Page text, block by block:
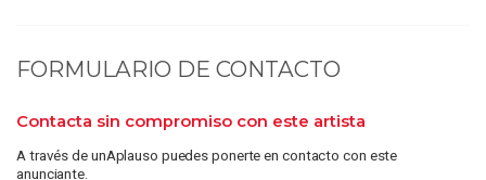
FORMULARIO DE CONTACTO
Contacta sin compromiso con este artista
A través de unAplauso puedes ponerte en contacto con este
anunciante.